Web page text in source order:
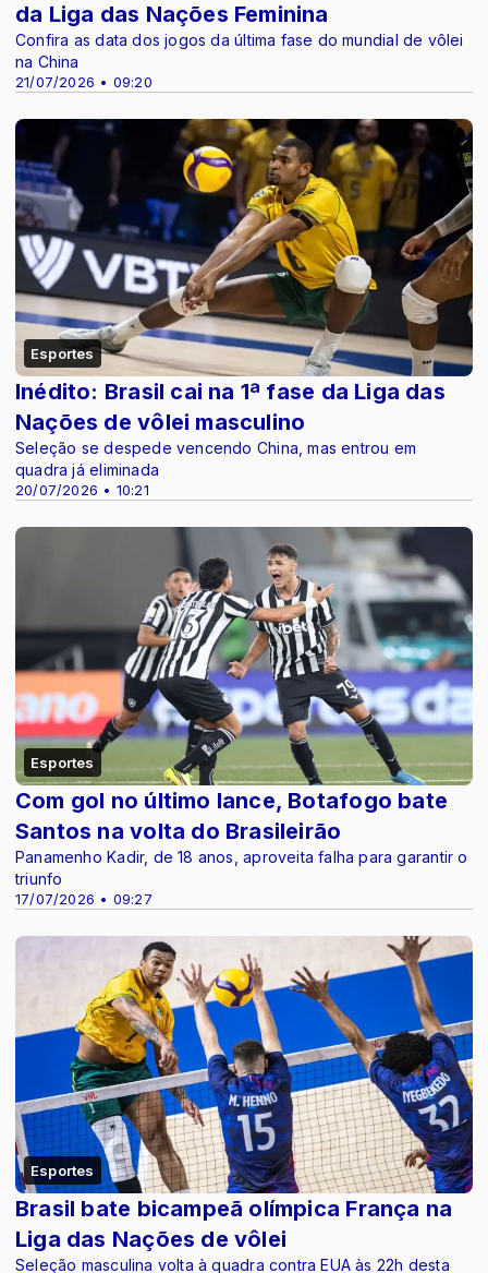
21/07/2026 • 09:20
da Liga das Nações Feminina
Confira as data dos jogos da última fase do mundial de vôlei
na China
Esportes
20/07/2026 • 10:21
Inédito: Brasil cai na 1ª fase da Liga das
Nações de vôlei masculino
Seleção se despede vencendo China, mas entrou em
quadra já eliminada
Esportes
17/07/2026 • 09:27
Com gol no último lance, Botafogo bate
Santos na volta do Brasileirão
Panamenho Kadir, de 18 anos, aproveita falha para garantir o
triunfo
Esportes
Brasil bate bicampeã olímpica França na
Liga das Nações de vôlei
Seleção masculina volta à quadra contra EUA às 22h desta